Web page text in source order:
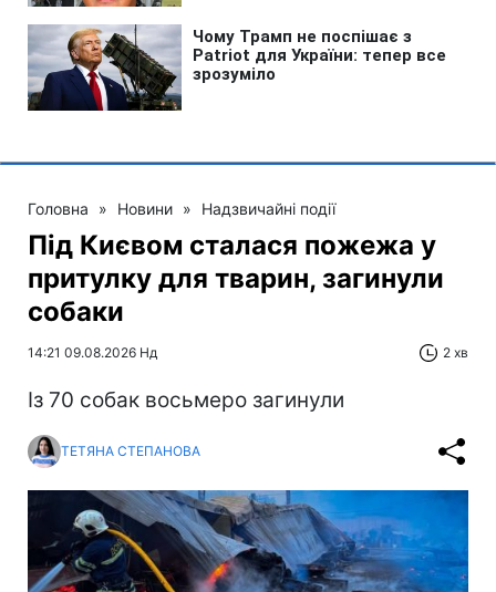
Головна » Новини » Надзвичайні події
Під Києвом сталася пожежа у
притулку для тварин, загинули
собаки
14:21 09.08.2026 Нд 2 хв
Із 70 собак восьмеро загинули
ТЕТЯНА СТЕПАНОВА